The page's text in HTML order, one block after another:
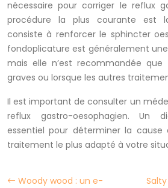
nécessaire pour corriger le reflux
procédure la plus courante est
consiste à renforcer le sphincter
fondoplicature est généralement
mais elle n’est recommandée
graves ou lorsque les autres
Il est important de consulter un
reflux gastro-oesophagien. Un
essentiel pour déterminer la
traitement le plus adapté à votre
Woody wood : un e-